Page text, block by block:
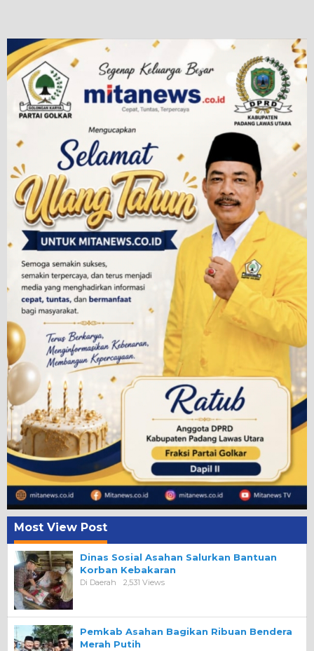
Most View Post
Dinas Sosial Asahan Salurkan Bantuan
Korban Kebakaran
Di Daerah 2,531 Views
Pemkab Asahan Bagikan Ribuan Bendera
Merah Putih